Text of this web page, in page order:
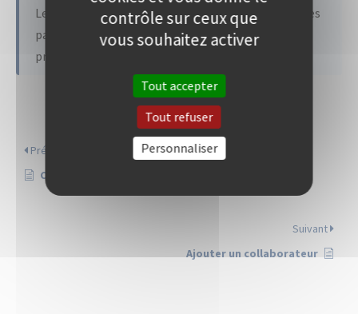
Les jours travaillés et le nombre d’heures travaillées
par demi-journée peut-être paramétré dans les
préférences de l’entreprise.
Précèdent
Créer un chantier
Suivant
Ajouter un collaborateur
contrôle sur ceux que
vous souhaitez activer
Tout accepter
Tout refuser
Personnaliser